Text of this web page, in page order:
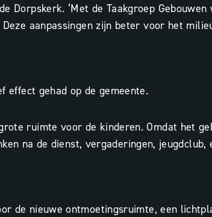
‘Met de Taakgroep
Deze aanpassingen zijn beter voor het
effect gehad op de gemeente.
ruimte voor de kinderen. Omdat het
na de dienst, vergaderingen, jeugdclub,
de nieuwe ontmoetingsruimte, een